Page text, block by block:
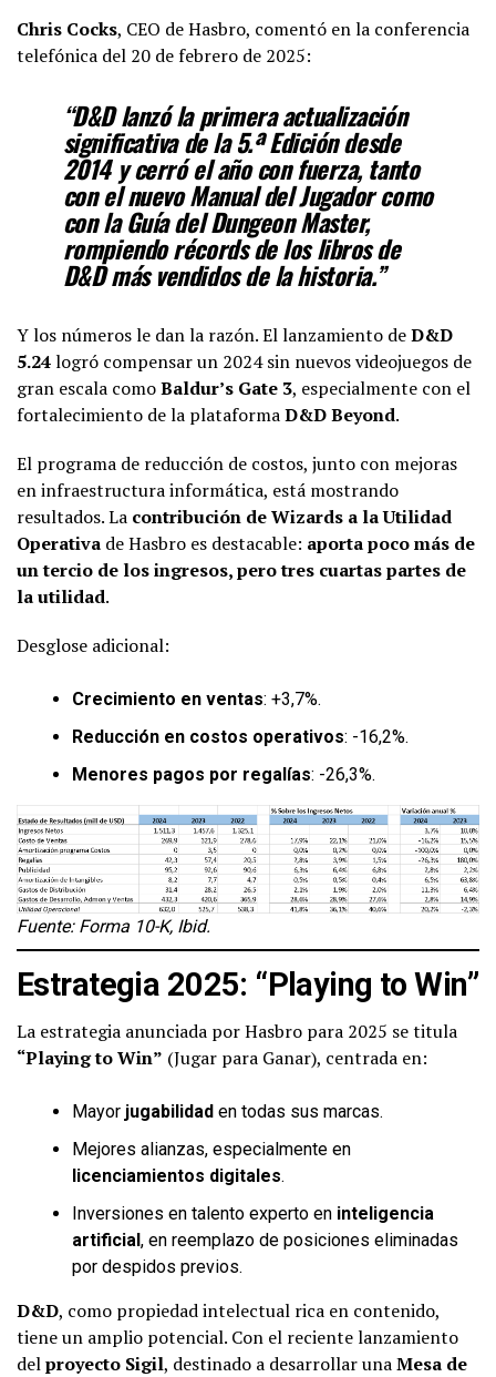
Chris Cocks, CEO de Hasbro, comentó en la conferencia
telefónica del 20 de febrero de 2025:
“D&D lanzó la primera actualización
significativa de la 5.ª Edición desde
2014 y cerró el año con fuerza, tanto
con el nuevo Manual del Jugador como
con la Guía del Dungeon Master,
rompiendo récords de los libros de
D&D más vendidos de la historia.”
Y los números le dan la razón. El lanzamiento deD&D
5.24logró compensar un 2024 sin nuevos videojuegos de
gran escala comoBaldur’s Gate 3, especialmente con el
fortalecimiento de la plataformaD&D Beyond.
El programa de reducción de costos, junto con mejoras
en infraestructura informática, está mostrando
resultados. La contribución de Wizards a la Utilidad
Operativa de Hasbro es destacable: aporta poco más de
un tercio de los ingresos, pero tres cuartas partes de
la utilidad.
Desglose adicional:
Crecimiento en ventas: +3,7%.
Reducción en costos operativos: -16,2%.
Menores pagos por regalías: -26,3%.
Fuente: Forma 10-K, Ibid.
Estrategia 2025: “Playing to Win”
La estrategia anunciada por Hasbro para 2025 se titula
“Playing to Win” (Jugar para Ganar), centrada en:
Mayor jugabilidad en todas sus marcas.
Mejores alianzas, especialmente en
licenciamientos digitales.
Inversiones en talento experto en inteligencia
artificial, en reemplazo de posiciones eliminadas
por despidos previos.
D&D, como propiedad intelectual rica en contenido,
tiene un amplio potencial. Con el reciente lanzamiento
delproyecto Sigil, destinado a desarrollar unaMesa de